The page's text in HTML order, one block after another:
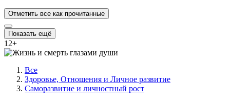
Отметить все как прочитанные
Показать ещё
12+
Все
Здоровье, Отношения и Личное развитие
Саморазвитие и личностный рост